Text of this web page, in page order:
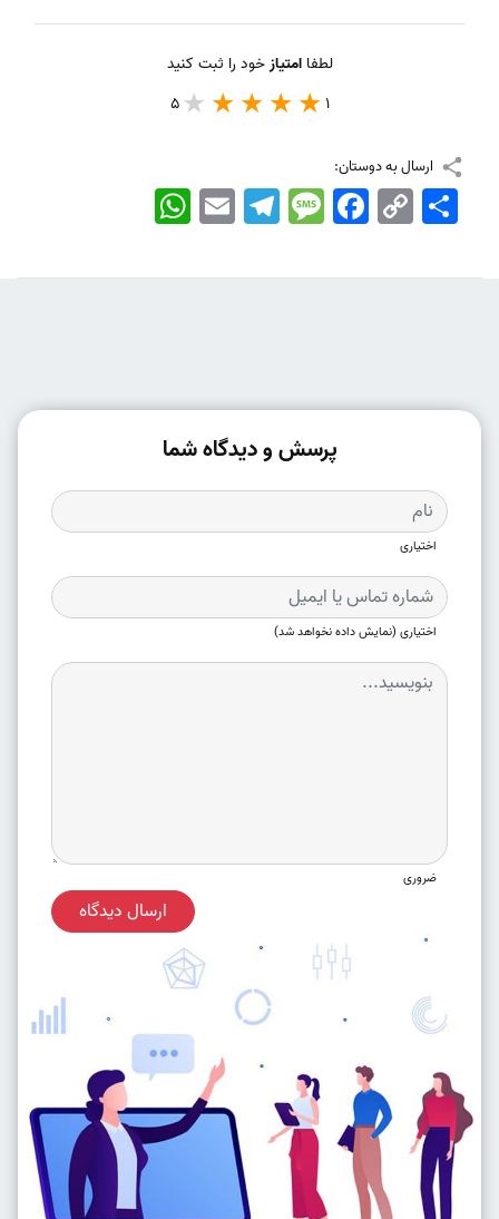
لطفاامتیازخود را ثبت کنید
1
5
ارسال به دوستان:
WhatsApp EmailTelegramMessageFacebook Copy
Link
اشتراک
پرسش و دیدگاه شما
اختیاری
اختیاری (نمایش داده نخواهد شد)
ضروری
ارسال دیدگاه